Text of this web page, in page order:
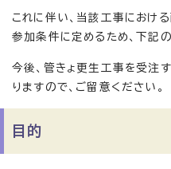
これに伴い、当該工事におけ
参加条件に定めるため、下記の
今後、管きょ更生工事を受注
りますので、ご留意ください。
目的